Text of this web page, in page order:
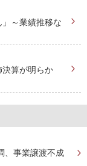
～業績推移な
算が明らか
、事業譲渡不成